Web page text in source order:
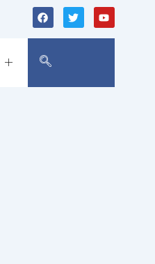
F
a
c
e
b
o
k
T
w
i
t
Y
o
u
t